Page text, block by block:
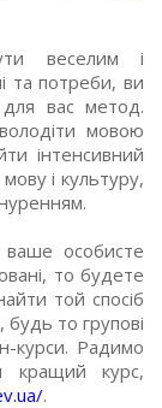
веселим і
та потреби, ви
вас метод.
мовою
інтенсивний
і культуру,
особисте
то будете
той спосіб
то групові
курси. Радимо
кращий курс,
.